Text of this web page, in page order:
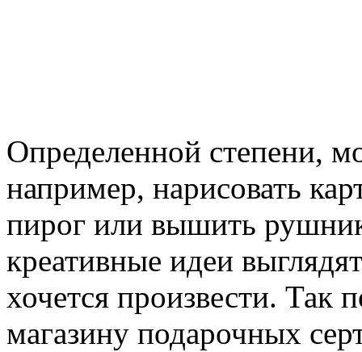
Определенной степени,
например, нарисовать
пирог или вышить
креативные идеи
хочется произвести. Так
магазину подарочных